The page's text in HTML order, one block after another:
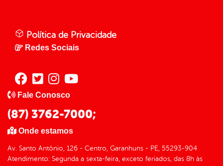
Política de Privacidade
Redes Sociais
Fale Conosco
(87) 3762-7000;
Onde estamos
Av. Santo Antônio, 126 - Centro, Garanhuns - PE, 55293-904
Atendimento: Segunda a sexta-feira, exceto feriados, das 8h às